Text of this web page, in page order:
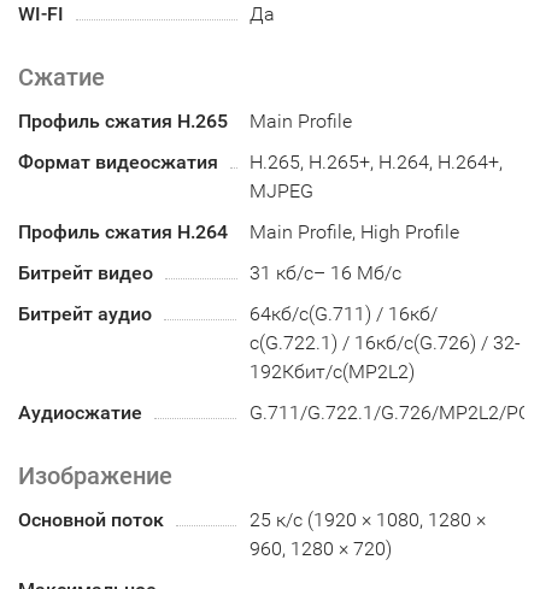
WI-FI
Да
Сжатие
Профиль сжатия H.265
Main Profile
Формат видеосжатия
H.265, H.265+, H.264, H.264+,
MJPEG
Профиль сжатия H.264
Main Profile, High Profile
Битрейт видео
31 кб/с– 16 Мб/с
Битрейт аудио
64кб/с(G.711) / 16кб/
с(G.722.1) / 16кб/с(G.726) / 32-
192Кбит/с(MP2L2)
Аудиосжатие
G.711/G.722.1/G.726/MP2L2/
Изображение
Основной поток
25 к/с (1920 × 1080, 1280 ×
960, 1280 × 720)